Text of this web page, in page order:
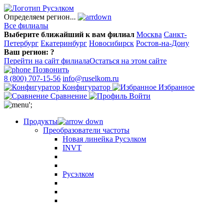
Определяем регион...
Все филиалы
Выберите ближайший к вам филиал Москва Санкт-
Петербург Екатеринбург Новосибирск Ростов-на-Дону
Ваш регион: ?
Перейти на сайт филиалаОстаться на этом сайте
Позвонить
8 (800) 707-15-56 info@ruselkom.ru
Конфигуратор
Избранное
Сравнение
Войти
';
Продукты
Преобразователи частоты
Новая линейка Русэлком
INVT
Русэлком